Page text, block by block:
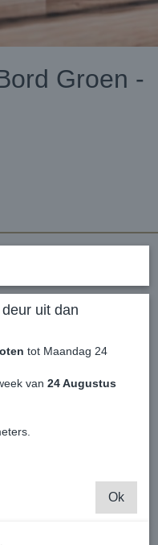
Groen -
be crushed
- Levering per stuk.
uit dan
tot Maandag 24
van 24 Augustus
Ok